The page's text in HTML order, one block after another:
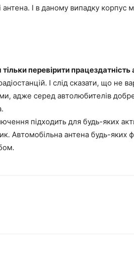
антена. І в даному випадку корпус
перевірити працездатність
І слід сказати, що не
адже серед автолюбителів
підходить для будь-яких
Автомобільна антена будь-яких